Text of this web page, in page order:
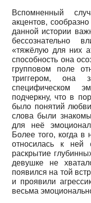
Вспомненный
акцентов,
данной истории
бессознательно
«тяжёлую для них
способность она
групповом поле
триггером, она
специфическом
подчеркну, что в
было понятий
слова были
для неё
Более того, когда в
относилась к
раскрытие
девушке не
появился на той
и проявили
весьма